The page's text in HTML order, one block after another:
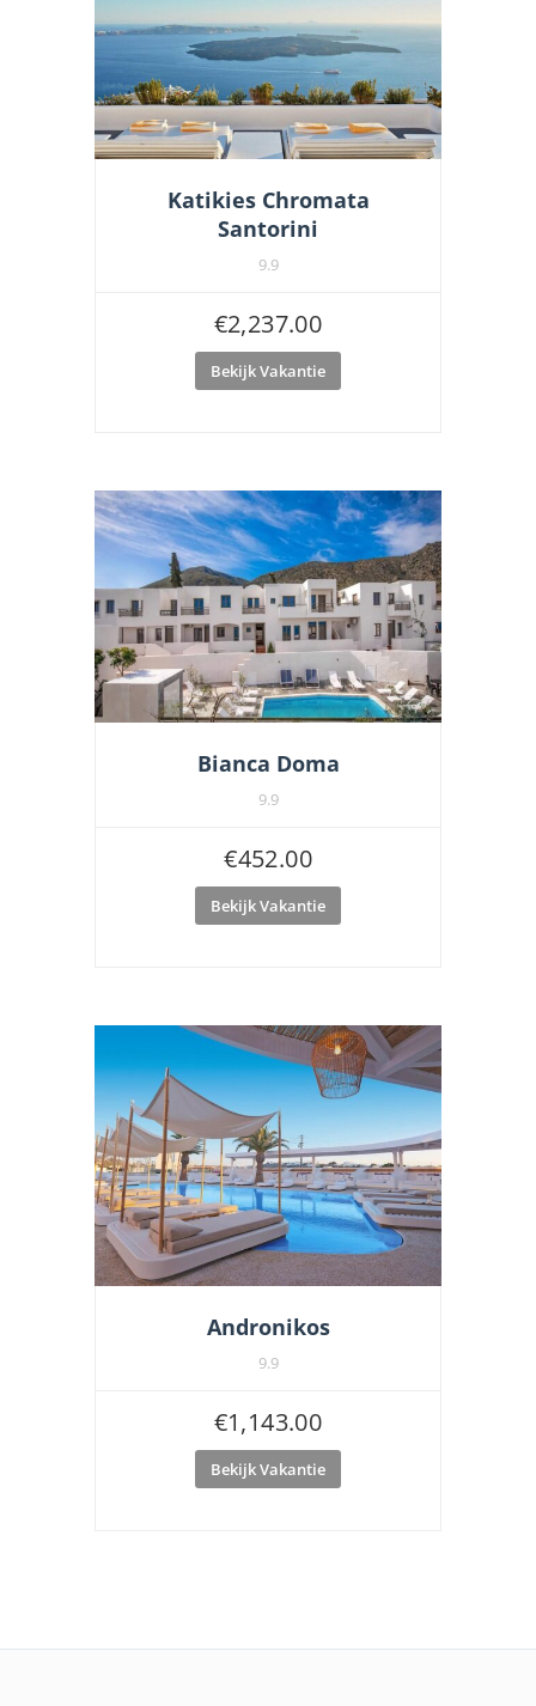
Katikies Chromata
Santorini
9.9
€2,237.00
Bekijk Vakantie
Bianca Doma
9.9
€452.00
Bekijk Vakantie
Andronikos
9.9
€1,143.00
Bekijk Vakantie